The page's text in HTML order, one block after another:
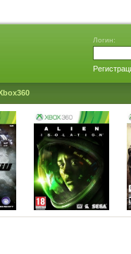
Логин: